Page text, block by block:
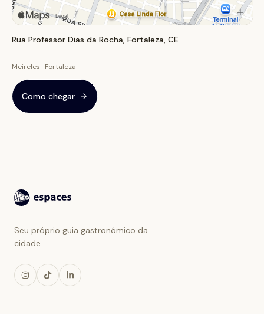
Rua Professor Dias da Rocha, Fortaleza, CE
Meireles · Fortaleza
Como chegar
Seu próprio guia gastronômico da
cidade.